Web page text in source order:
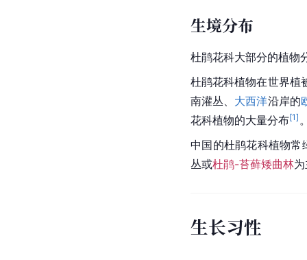
生境分布
杜鹃花科大部分的植物
杜鹃花科植物在世界植
南灌丛、 大西洋沿岸的
花科植物的大量分布[1]
中国的杜鹃花科植物常
丛或杜鹃-苔藓矮曲林
生长习性